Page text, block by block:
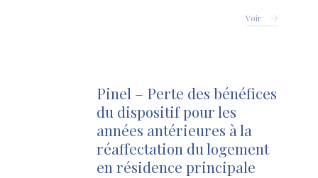
Voir
Pinel – Perte des bénéfices
du dispositif pour les
années antérieures à la
réaffectation du logement
en résidence principale